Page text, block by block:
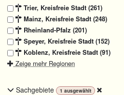
Trier, Kreisfreie Stadt (261)
Mainz, Kreisfreie Stadt (248)
Rheinland-Pfalz (201)
Speyer, Kreisfreie Stadt (152)
Koblenz, Kreisfreie Stadt (91)
Zeige mehr Regionen
Sachgebiete 1 ausgewählt